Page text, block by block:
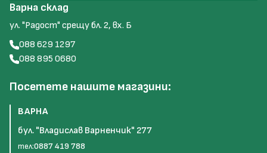
Варна склад
ул. "Радост" срещу бл. 2, вх. Б
088 629 1297
088 895 0680
Посетете нашите магазини:
ВАРНА
бул. "Владислав Варненчик" 277
тел:0887 419 788